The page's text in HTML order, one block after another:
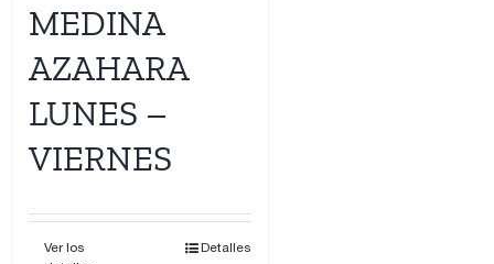
MEDINA
AZAHARA
LUNES –
VIERNES
Ver los
Detalles